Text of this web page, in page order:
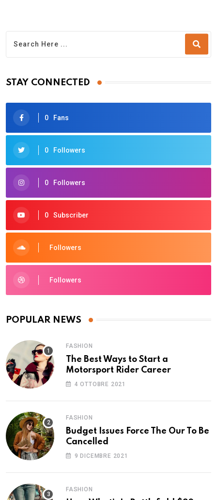
STAY CONNECTED
0 Fans
0 Followers
0 Followers
0 Subscriber
Followers
Followers
POPULAR NEWS
FASHION
The Best Ways to Start a
Motorsport Rider Career
4 OTTOBRE 2021
FASHION
Budget Issues Force The Our To Be
Cancelled
9 DICEMBRE 2021
FASHION